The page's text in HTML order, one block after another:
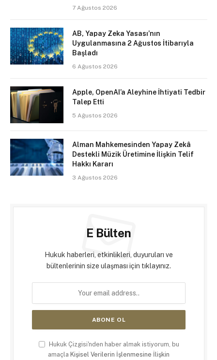
7 Ağustos 2026
AB, Yapay Zeka Yasası’nın
Uygulanmasına 2 Ağustos İtibarıyla
Başladı
6 Ağustos 2026
Apple, OpenAI’a Aleyhine İhtiyati Tedbir
Talep Etti
5 Ağustos 2026
Alman Mahkemesinden Yapay Zekâ
Destekli Müzik Üretimine İlişkin Telif
Hakkı Kararı
3 Ağustos 2026
E Bülten
Hukuk haberleri, etkinlikleri, duyuruları ve
bültenlerinin size ulaşması için tıklayınız.
Hukuk Çizgisi'nden haber almak istiyorum, bu
amaçla Kişisel Verilerin İşlenmesine İlişkin